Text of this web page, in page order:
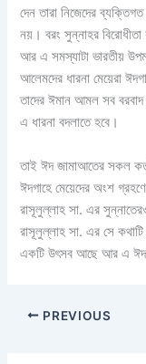
দেন তারা নিজেদের
নয়। বরং সুন্নাহর
আর এ সমস্যাটা ভারতীয়
আলেমদের ধারনা মেয়েরা
তাদের ঈমান আমল সব বরবাদ
এ ধারনা বদলাতে হবে।
তাই ঈদ জামাআতের সকল
ঈদগাহে মেয়েদের অংশ
রাসূলুল্লাহ সা. এর
রাসূলুল্লাহ সা. এর সে
একটি উৎসব আছে আর এ ঈদ
PREVIOUS